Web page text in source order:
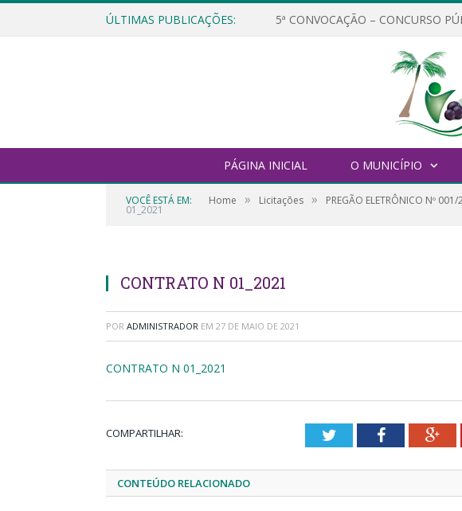
ÚLTIMAS PUBLICAÇÕES: 5ª CONVOCAÇÃO – CONCURSO
PÁGINA INICIAL O MUNICÍPIO
VOCÊ ESTÁ EM: Home » Licitações » PREGÃO ELETRÔNICO Nº 001/
01_2021
CONTRATO N 01_2021
POR ADMINISTRADOR EM 27 DE MAIO DE 2021
CONTRATO N 01_2021
COMPARTILHAR: TwitterFacebook
CONTEÚDO RELACIONADO